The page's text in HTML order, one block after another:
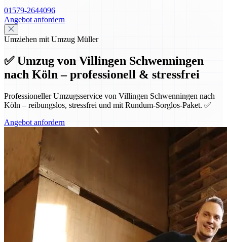
01579-2644096
Angebot anfordern
Umziehen mit Umzug Müller
✅ Umzug von Villingen Schwenningen
nach Köln – professionell & stressfrei
Professioneller Umzugsservice von Villingen Schwenningen nach
Köln – reibungslos, stressfrei und mit Rundum-Sorglos-Paket. ✅
Angebot anfordern